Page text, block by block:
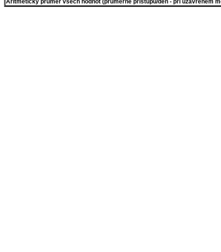
Aritmetický průměr všech hodnot (průměrně přístupů/den - při uzavřeném